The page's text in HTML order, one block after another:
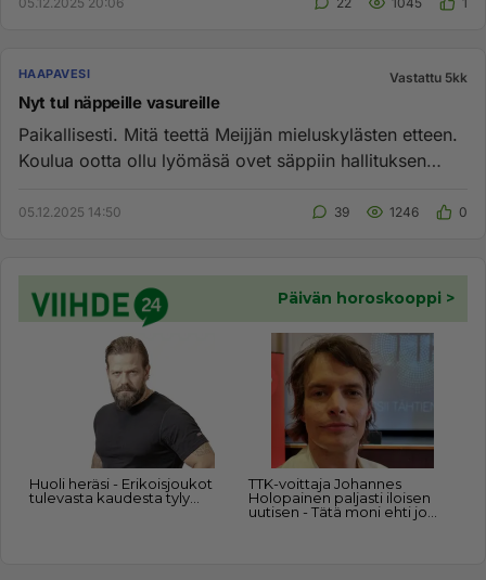
HAAPAVESI Vastattu 5kk
Nyt tul näppeille vasureille
Paikallisesti. Mitä teettä Meijjän mieluskylästen etteen.
Koulua ootta ollu lyömäsä ovet säppiin hallituksen
05.12.2025 14:50 39 1246 0